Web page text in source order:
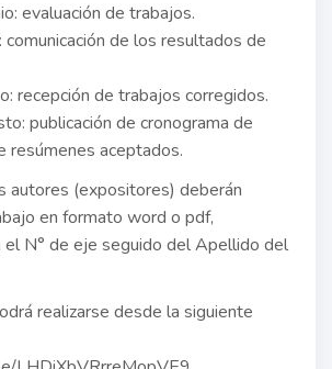
evaluación de trabajos.
de los resultados de
recepción de trabajos corregidos.
publicación de cronograma de
resúmenes aceptados.
autores (expositores) deberán
en formato word o pdf,
el N° de eje seguido del Apellido del
realizarse desde la siguiente